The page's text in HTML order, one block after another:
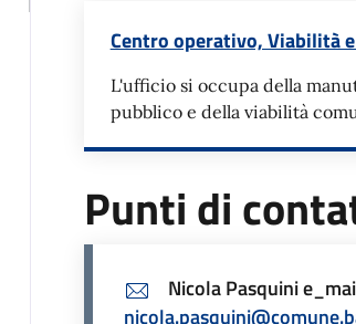
Centro operativo, Viabilità
L'ufficio si occupa della
pubblico e della viabilità
Punti di
Nicola Pasquini